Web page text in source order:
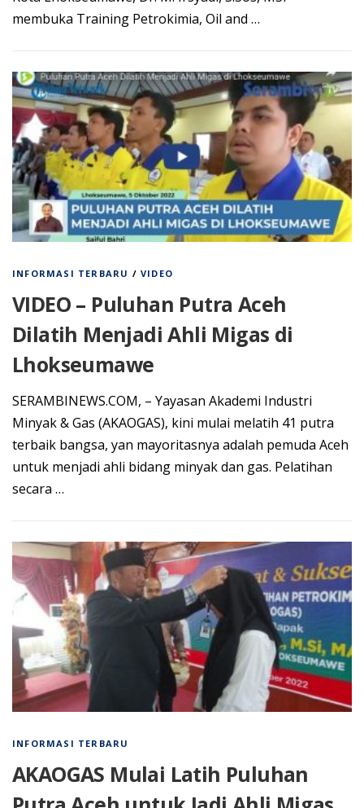
membuka Training Petrokimia, Oil and …
INFORMASI TERBARU /VIDEO
VIDEO – Puluhan Putra Aceh
Dilatih Menjadi Ahli Migas di
Lhokseumawe
SERAMBINEWS.COM, – Yayasan Akademi Industri
Minyak & Gas (AKAOGAS), kini mulai melatih 41 putra
terbaik bangsa, yan mayoritasnya adalah pemuda Aceh
untuk menjadi ahli bidang minyak dan gas. Pelatihan
secara …
INFORMASI TERBARU
AKAOGAS Mulai Latih Puluhan